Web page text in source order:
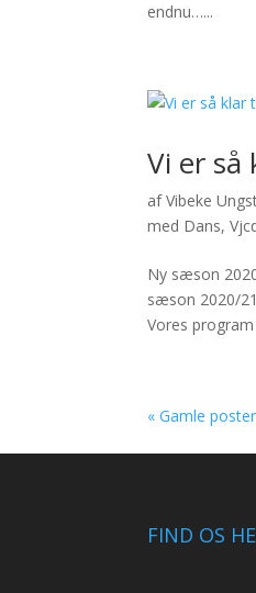
endnu…...
Vi er
afVibeke
med Dans,
Ny sæson
sæson 2020/
Vores
« Gamle poster
FIND OS